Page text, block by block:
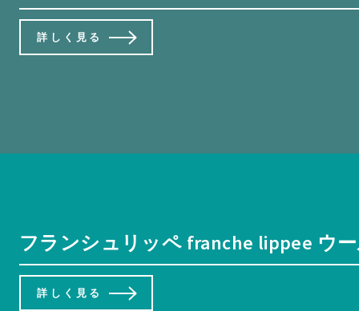
詳しく見る
フランシュリッペ franche lippee ウ
詳しく見る